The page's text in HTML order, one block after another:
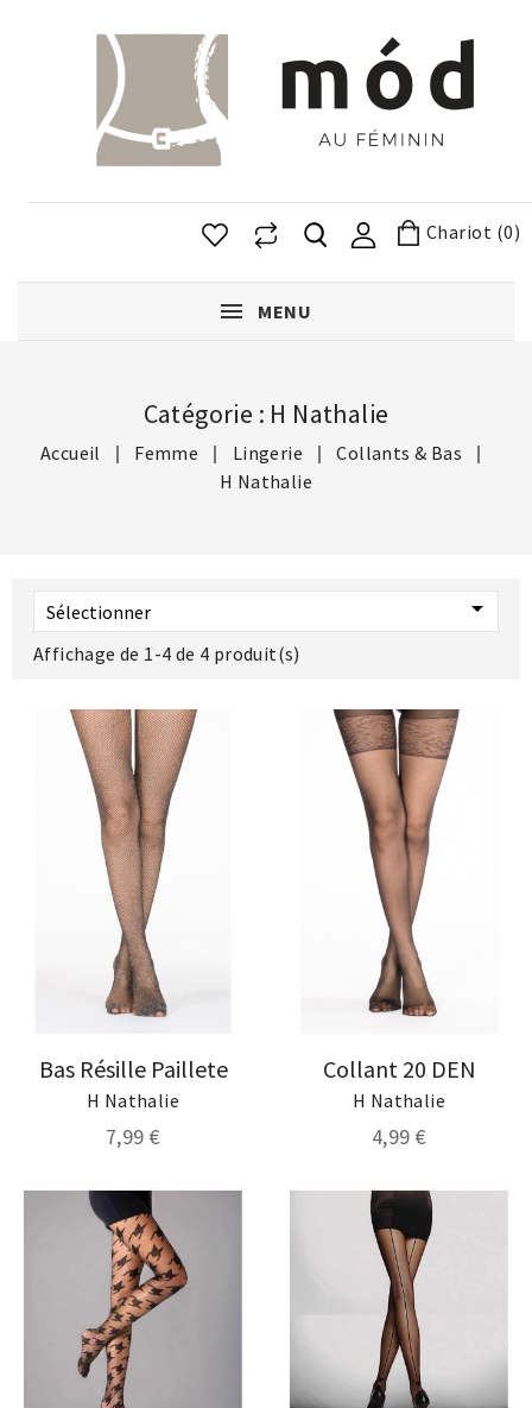
Chariot (0)
MENU
Catégorie : H Nathalie
Accueil Femme Lingerie
Collants & Bas
H Nathalie
Sélectionner 
Affichage de 1-4 de 4 produit(s)
Bas Résille Paillete
H Nathalie
7,99 €
Collant 20 DEN
H Nathalie
4,99 €